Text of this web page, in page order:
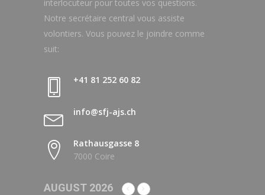
interlocuteur pour toutes vos questions.
Notre secrétaire central vous assiste
volontiers. Vous pouvez le joindre comme
suit:
+41 81 252 60 82
info@sfj-ajs.ch
Rathausgasse 8
7000 Coire
AUGUST 2026